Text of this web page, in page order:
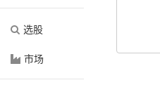
选股
市场